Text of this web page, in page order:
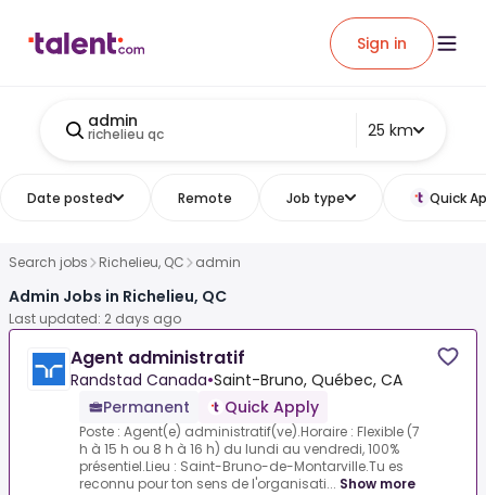
Sign in
admin
richelieu qc 25 km
Date posted Remote Job type Quick
Search jobs Richelieu, QC admin
Admin Jobs in Richelieu, QC
Last updated: 2 days ago
Agent administratif
Randstad Canada•Saint-Bruno, Québec, CA
Permanent
Quick Apply
Poste : Agent(e) administratif(ve).Horaire : Flexible (7
h à 15 h ou 8 h à 16 h) du lundi au vendredi, 100%
présentiel.Lieu : Saint-Bruno-de-Montarville.Tu es
reconnu pour ton sens de l'organisati... Show more